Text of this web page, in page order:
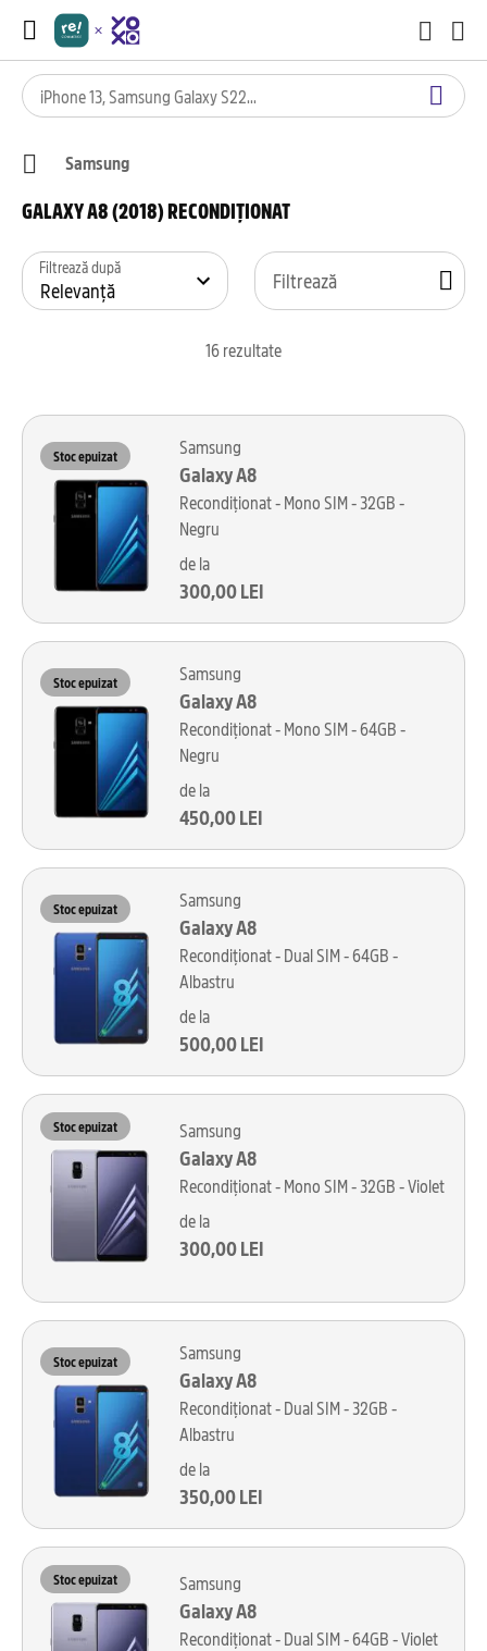
Samsung
GALAXY A8 (2018) RECONDIȚIONAT
16rezultate
Filtrează după Filtrează
Stoc epuizat Samsung
Galaxy A8
Recondiționat - Mono SIM - 32GB -
Negru
de la
300,00 LEI
Stoc epuizat Samsung
Galaxy A8
Recondiționat - Mono SIM - 64GB -
Negru
de la
450,00 LEI
Stoc epuizat Samsung
Galaxy A8
Recondiționat - Dual SIM - 64GB -
Albastru
de la
500,00 LEI
Stoc epuizat Samsung
Galaxy A8
Recondiționat - Mono SIM - 32GB - Violet
de la
300,00 LEI
Stoc epuizat Samsung
Galaxy A8
Recondiționat - Dual SIM - 32GB -
Albastru
de la
350,00 LEI
Stoc epuizat Samsung
Galaxy A8
Recondiționat - Dual SIM - 64GB - Violet